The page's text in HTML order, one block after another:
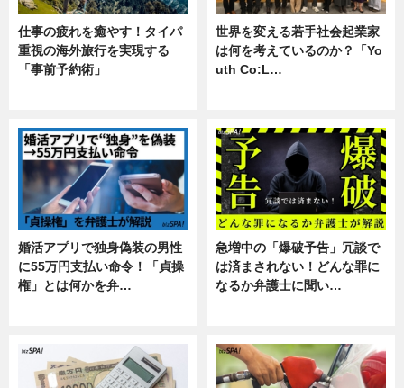
仕事の疲れを癒やす！タイパ
重視の海外旅行を実現する
「事前予約術」
世界を変える若手社会起業家
は何を考えているのか？「Yo
uth Co:L…
婚活アプリで独身偽装の男性
に55万円支払い命令！「貞操
権」とは何かを弁…
急増中の「爆破予告」冗談で
は済まされない！どんな罪に
なるか弁護士に聞い…